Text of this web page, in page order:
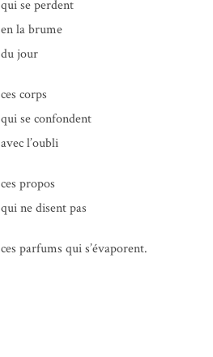
qui se perdent
en la brume
du jour
ces corps
qui se confondent
avec l’oubli
ces pro­pos
qui ne disent pas
ces par­fums qui s’évaporent.